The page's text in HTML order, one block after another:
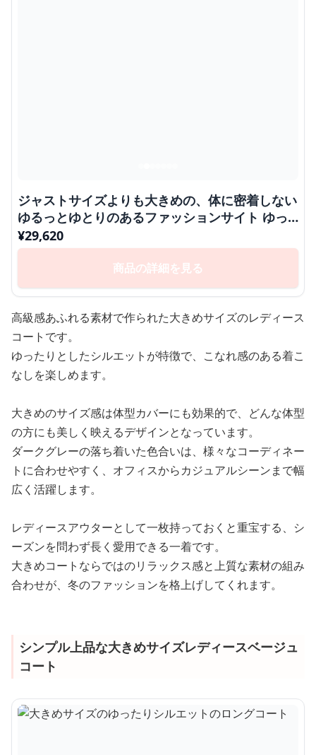
ジャストサイズよりも大きめの、体に密着しない
ゆるっとゆとりのあるファッションサイト ゆっ
たりラグジュアリー ロングコート
¥29,620
商品の詳細を見る
高級感あふれる素材で作られた大きめサイズのレディース
コートです。
ゆったりとしたシルエットが特徴で、こなれ感のある着こ
なしを楽しめます。
大きめのサイズ感は体型カバーにも効果的で、どんな体型
の方にも美しく映えるデザインとなっています。
ダークグレーの落ち着いた色合いは、様々なコーディネー
トに合わせやすく、オフィスからカジュアルシーンまで幅
広く活躍します。
レディースアウターとして一枚持っておくと重宝する、シ
ーズンを問わず長く愛用できる一着です。
大きめコートならではのリラックス感と上質な素材の組み
合わせが、冬のファッションを格上げしてくれます。
シンプル上品な大きめサイズレディースベージュ
コート